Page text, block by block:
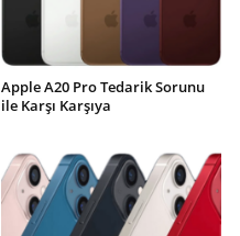
Apple A20 Pro Tedarik Sorunu
ile Karşı Karşıya